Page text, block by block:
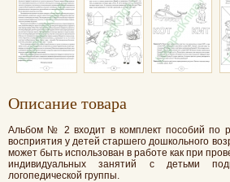
Oписание товара
Альбом № 2 входит в комплект пособий по
восприятия у детей старшего дошкольного
может быть использован в работе как при
индивидуальных занятий с детьми
логопедической группы.